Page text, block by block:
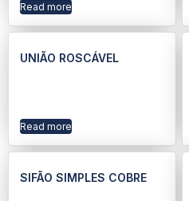
Read more
UNIÃO ROSCÁVEL
Read more
SIFÃO SIMPLES COBRE